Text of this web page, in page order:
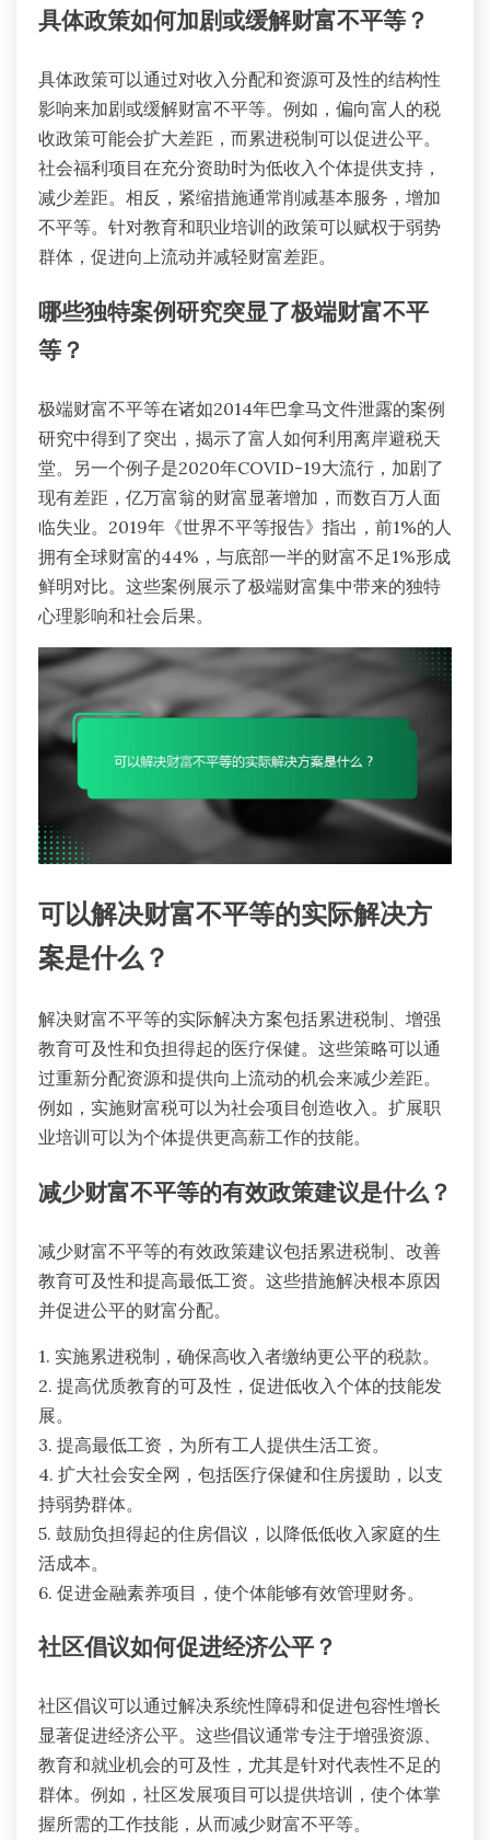
具体政策如何加剧或缓解财富不平等？
具体政策可以通过对收入分配和资源可及性的结构性
影响来加剧或缓解财富不平等。例如，偏向富人的税
收政策可能会扩大差距，而累进税制可以促进公平。
社会福利项目在充分资助时为低收入个体提供支持，
减少差距。相反，紧缩措施通常削减基本服务，增加
不平等。针对教育和职业培训的政策可以赋权于弱势
群体，促进向上流动并减轻财富差距。
哪些独特案例研究突显了极端财富不平
等？
极端财富不平等在诸如2014年巴拿马文件泄露的案例
研究中得到了突出，揭示了富人如何利用离岸避税天
堂。另一个例子是2020年COVID-19大流行，加剧了
现有差距，亿万富翁的财富显著增加，而数百万人面
临失业。2019年《世界不平等报告》指出，前1%的人
拥有全球财富的44%，与底部一半的财富不足1%形成
鲜明对比。这些案例展示了极端财富集中带来的独特
心理影响和社会后果。
可以解决财富不平等的实际解决方
案是什么？
解决财富不平等的实际解决方案包括累进税制、增强
教育可及性和负担得起的医疗保健。这些策略可以通
过重新分配资源和提供向上流动的机会来减少差距。
例如，实施财富税可以为社会项目创造收入。扩展职
业培训可以为个体提供更高薪工作的技能。
减少财富不平等的有效政策建议是什么？
减少财富不平等的有效政策建议包括累进税制、改善
教育可及性和提高最低工资。这些措施解决根本原因
并促进公平的财富分配。
1. 实施累进税制，确保高收入者缴纳更公平的税款。
2. 提高优质教育的可及性，促进低收入个体的技能发
展。
3. 提高最低工资，为所有工人提供生活工资。
4. 扩大社会安全网，包括医疗保健和住房援助，以支
持弱势群体。
5. 鼓励负担得起的住房倡议，以降低低收入家庭的生
活成本。
6. 促进金融素养项目，使个体能够有效管理财务。
社区倡议如何促进经济公平？
社区倡议可以通过解决系统性障碍和促进包容性增长
显著促进经济公平。这些倡议通常专注于增强资源、
教育和就业机会的可及性，尤其是针对代表性不足的
群体。例如，社区发展项目可以提供培训，使个体掌
握所需的工作技能，从而减少财富不平等。